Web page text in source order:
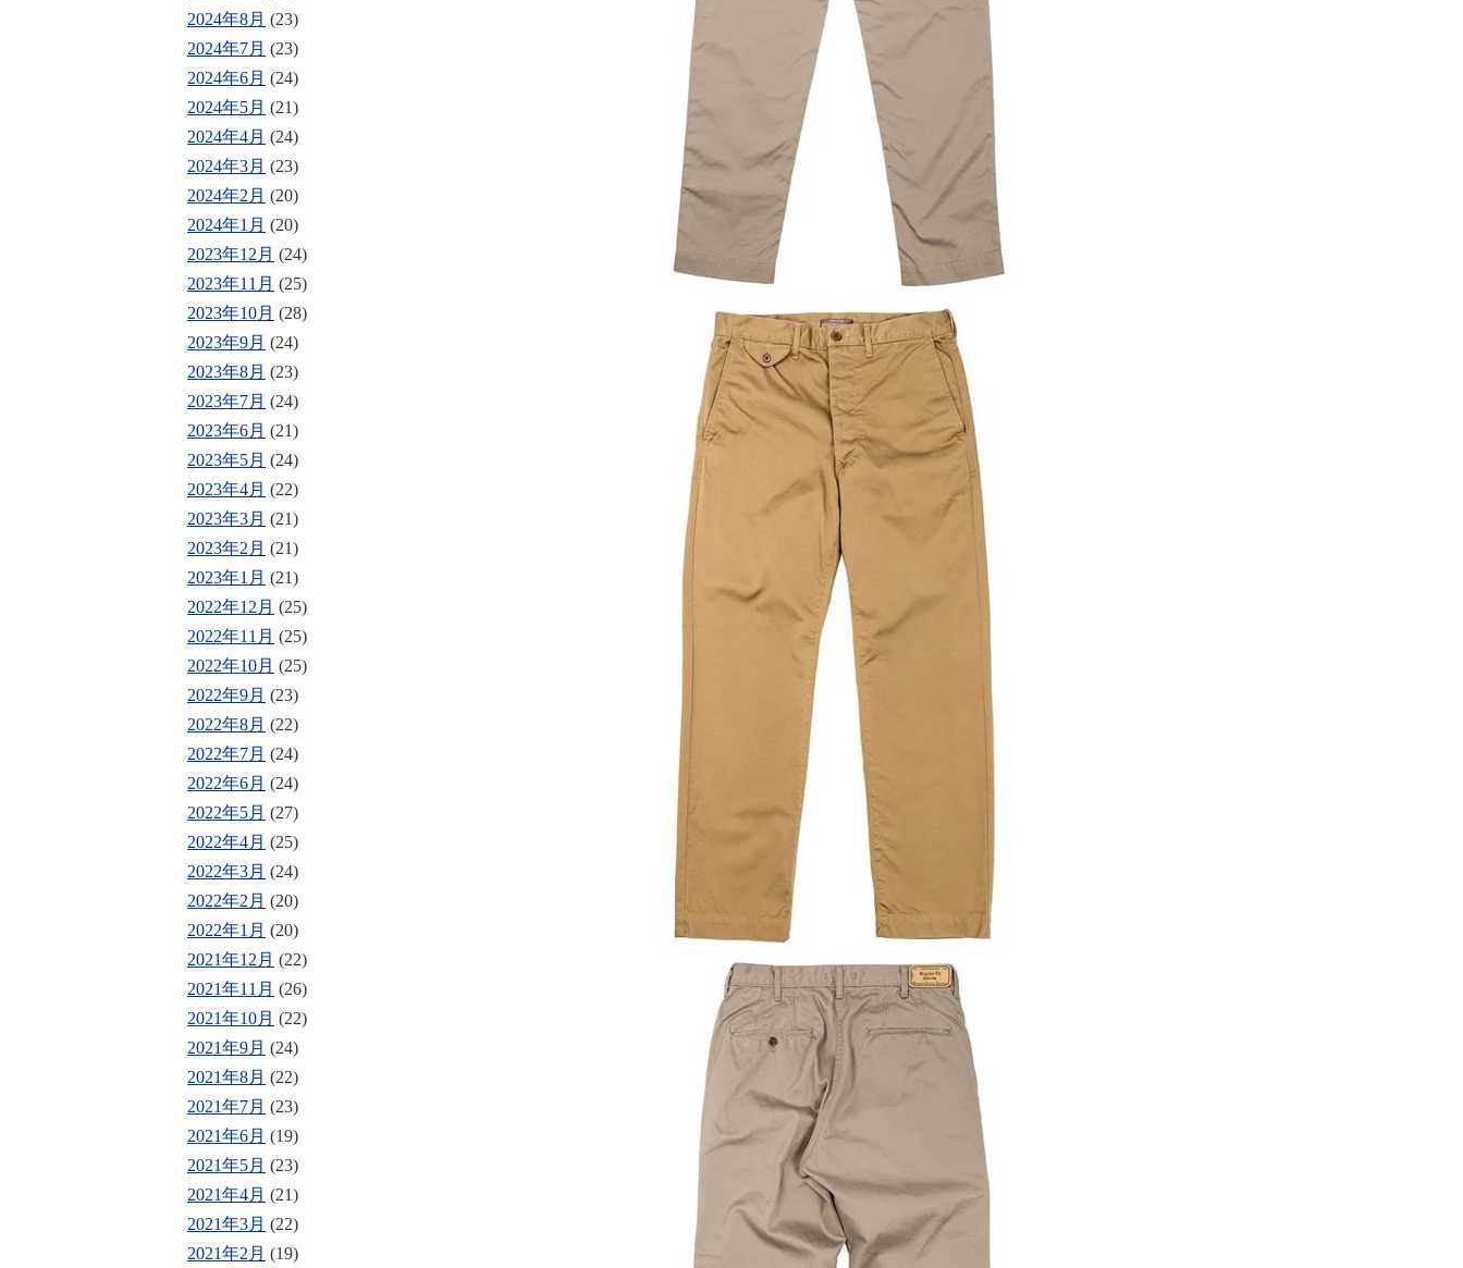
2024年8月 (23)
2024年7月 (23)
2024年6月 (24)
2024年5月 (21)
2024年4月 (24)
2024年3月 (23)
2024年2月 (20)
2024年1月 (20)
2023年12月 (24)
2023年11月 (25)
2023年10月 (28)
2023年9月 (24)
2023年8月 (23)
2023年7月 (24)
2023年6月 (21)
2023年5月 (24)
2023年4月 (22)
2023年3月 (21)
2023年2月 (21)
2023年1月 (21)
2022年12月 (25)
2022年11月 (25)
2022年10月 (25)
2022年9月 (23)
2022年8月 (22)
2022年7月 (24)
2022年6月 (24)
2022年5月 (27)
2022年4月 (25)
2022年3月 (24)
2022年2月 (20)
2022年1月 (20)
2021年12月 (22)
2021年11月 (26)
2021年10月 (22)
2021年9月 (24)
2021年8月 (22)
2021年7月 (23)
2021年6月 (19)
2021年5月 (23)
2021年4月 (21)
2021年3月 (22)
2021年2月 (19)